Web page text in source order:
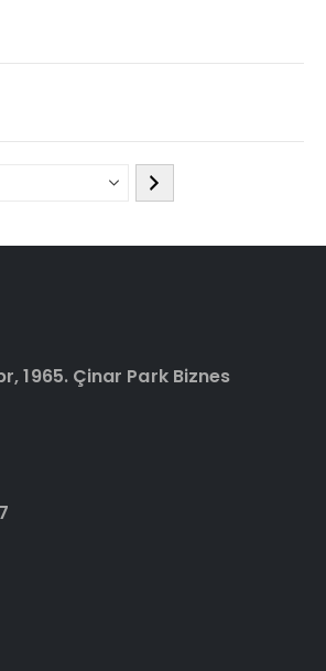
1965. Çinar Park Biznes